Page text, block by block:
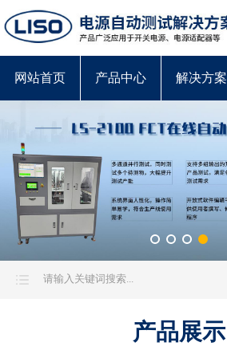
网站首页 产品中心 解决方案
产品展示